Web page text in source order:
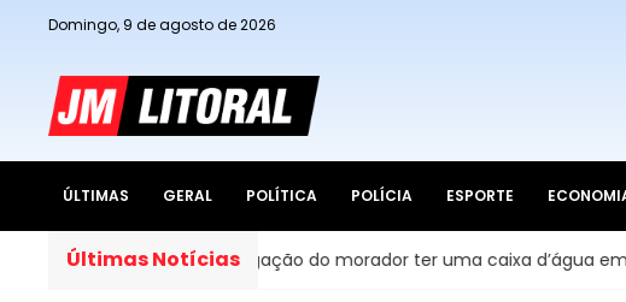
Domingo, 9 de agosto de 2026
ÚLTIMAS GERAL POLÍTICA POLÍCIA ESPORTE
Últimas Notícias
Brasil, é obrigação do morador ter uma caixa d’água em casa?